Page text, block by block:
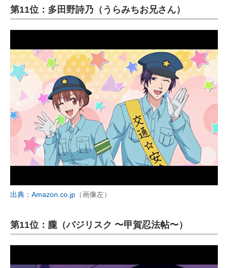
第11位：多田野詩乃（うらみちお兄さん）
出典：Amazon.co.jp （画像左）
第11位：朧（バジリスク 〜甲賀忍法帖〜）